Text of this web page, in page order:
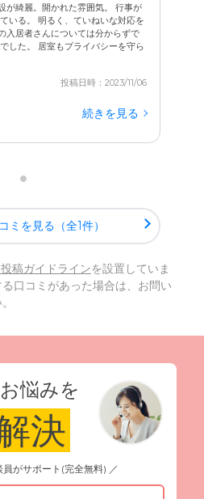
が綺麗。開かれた雰囲気。 行事が
いる。 明るく、ていねいな対応を
入居者さんについては分からずで
した。 居室もプライバシーを守ら
投稿日時：2023/11/06
続きを見る
ミを見る（全1件）
稿ガイドラインを設置していま
口コミがあった場合は、お問い
悩みを
決
がサポート(完全無料) ／